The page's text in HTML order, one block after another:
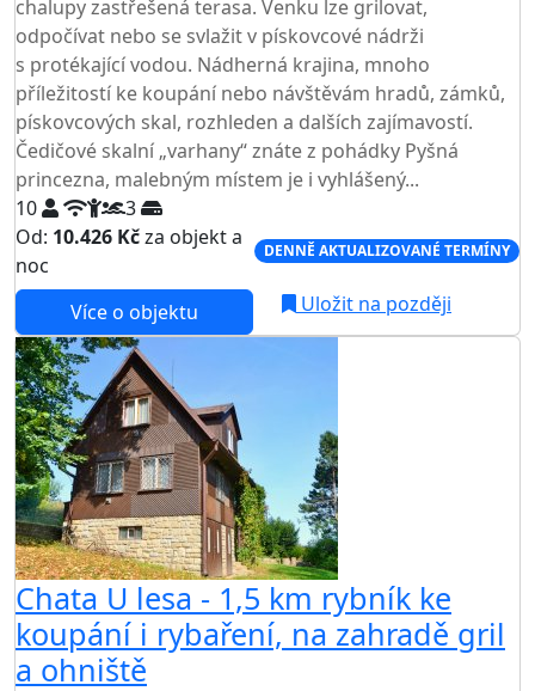
chalupy zastřešená terasa. Venku lze grilovat,
odpočívat nebo se svlažit v pískovcové nádrži
s protékající vodou. Nádherná krajina, mnoho
příležitostí ke koupání nebo návštěvám hradů, zámků,
pískovcových skal, rozhleden a dalších zajímavostí.
Čedičové skalní „varhany“ znáte z pohádky Pyšná
princezna, malebným místem je i vyhlášený...
10
3
Od: 10.426 Kčza objekt a
noc
DENNĚ AKTUALIZOVANÉ TERMÍNY
Více o objektu Uložit na později
Chata U lesa - 1,5 km rybník ke
koupání i rybaření, na zahradě gril
a ohniště